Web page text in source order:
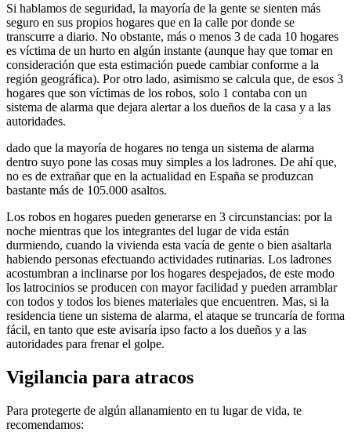
Si hablamos de seguridad, la mayoría de la gente se sienten más
seguro en sus propios hogares que en la calle por donde se
transcurre a diario. No obstante, más o menos 3 de cada 10 hogares
es víctima de un hurto en algún instante (aunque hay que tomar en
consideración que esta estimación puede cambiar conforme a la
región geográfica). Por otro lado, asimismo se calcula que, de esos 3
hogares que son víctimas de los robos, solo 1 contaba con un
sistema de alarma que dejara alertar a los dueños de la casa y a las
autoridades.
dado que la mayoría de hogares no tenga un sistema de alarma
dentro suyo pone las cosas muy simples a los ladrones. De ahí que,
no es de extrañar que en la actualidad en España se produzcan
bastante más de 105.000 asaltos.
Los robos en hogares pueden generarse en 3 circunstancias: por la
noche mientras que los integrantes del lugar de vida están
durmiendo, cuando la vivienda esta vacía de gente o bien asaltarla
habiendo personas efectuando actividades rutinarias. Los ladrones
acostumbran a inclinarse por los hogares despejados, de este modo
los latrocinios se producen con mayor facilidad y pueden arramblar
con todos y todos los bienes materiales que encuentren. Mas, si la
residencia tiene un sistema de alarma, el ataque se truncaría de forma
fácil, en tanto que este avisaría ipso facto a los dueños y a las
autoridades para frenar el golpe.
Vigilancia para atracos
Para protegerte de algún allanamiento en tu lugar de vida, te
recomendamos: